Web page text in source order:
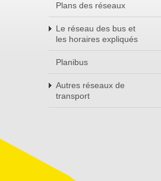
Plans des réseaux
Le réseau des bus et
les horaires expliqués
Planibus
Autres réseaux de
transport